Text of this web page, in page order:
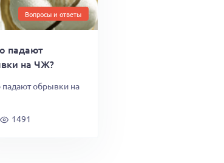
Вопросы и ответы
падают
на ЧЖ?
падают обрывки на
1491